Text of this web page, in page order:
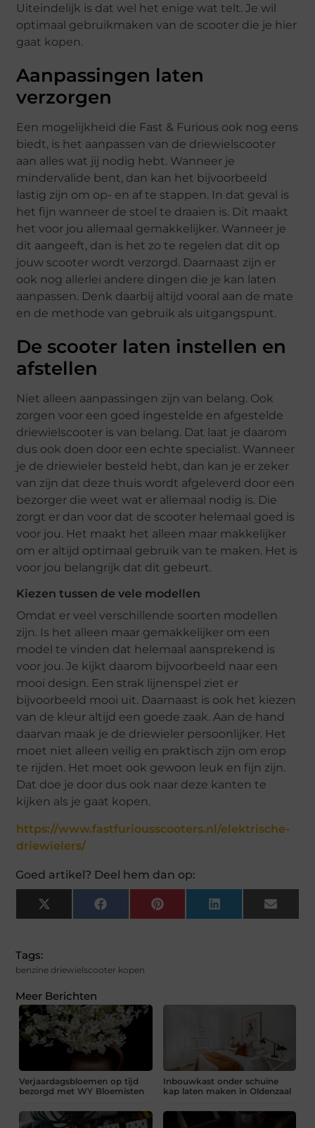
Uiteindelijk is dat wel het enige wat telt. Je wil
optimaal gebruikmaken van de scooter die je hier
gaat kopen.
Aanpassingen laten
verzorgen
Een mogelijkheid die Fast & Furious ook nog eens
biedt, is het aanpassen van de driewielscooter
aan alles wat jij nodig hebt. Wanneer je
mindervalide bent, dan kan het bijvoorbeeld
lastig zijn om op- en af te stappen. In dat geval is
het fijn wanneer de stoel te draaien is. Dit maakt
het voor jou allemaal gemakkelijker. Wanneer je
dit aangeeft, dan is het zo te regelen dat dit op
jouw scooter wordt verzorgd. Daarnaast zijn er
ook nog allerlei andere dingen die je kan laten
aanpassen. Denk daarbij altijd vooral aan de mate
en de methode van gebruik als uitgangspunt.
De scooter laten instellen en
afstellen
Niet alleen aanpassingen zijn van belang. Ook
zorgen voor een goed ingestelde en afgestelde
driewielscooter is van belang. Dat laat je daarom
dus ook doen door een echte specialist. Wanneer
je de driewieler besteld hebt, dan kan je er zeker
van zijn dat deze thuis wordt afgeleverd door een
bezorger die weet wat er allemaal nodig is. Die
zorgt er dan voor dat de scooter helemaal goed is
voor jou. Het maakt het alleen maar makkelijker
om er altijd optimaal gebruik van te maken. Het is
voor jou belangrijk dat dit gebeurt.
Kiezen tussen de vele modellen
Omdat er veel verschillende soorten modellen
zijn. Is het alleen maar gemakkelijker om een
model te vinden dat helemaal aansprekend is
voor jou. Je kijkt daarom bijvoorbeeld naar een
mooi design. Een strak lijnenspel ziet er
bijvoorbeeld mooi uit. Daarnaast is ook het kiezen
van de kleur altijd een goede zaak. Aan de hand
daarvan maak je de driewieler persoonlijker. Het
moet niet alleen veilig en praktisch zijn om erop
te rijden. Het moet ook gewoon leuk en fijn zijn.
Dat doe je door dus ook naar deze kanten te
kijken als je gaat kopen.
https://www.fastfuriousscooters.nl/elektrische-
driewielers/
Goed artikel? Deel hem dan op:
X
(Twitter)
Facebook Pinterest LinkedIn Email
Tags:
benzine driewielscooter kopen
Meer Berichten
Verjaardagsbloemen op tijd
bezorgd met WY Bloemisten
Inbouwkast onder schuine
kap laten maken in Oldenzaal